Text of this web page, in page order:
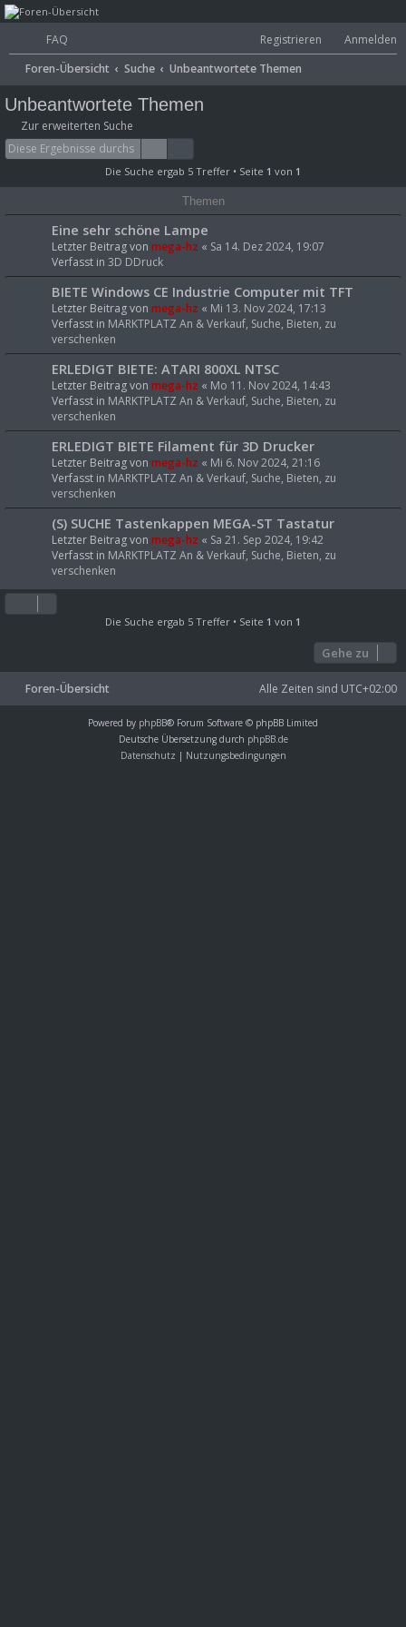
mega-hz - classic
computer &
electronics
FAQ Anmelden
Registrieren
Foren-Übersicht
Suche Unbeantwortete Themen
Unbeantwortete Themen
Zur erweiterten Suche
Die Suche ergab 5 Treffer • Seite 1 von 1
Themen
Eine sehr schöne Lampe
Letzter Beitrag von mega-hz « Sa 14. Dez 2024, 19:07
Verfasst in 3D DDruck
BIETE Windows CE Industrie Computer mit TFT
Letzter Beitrag von mega-hz « Mi 13. Nov 2024, 17:13
Verfasst in MARKTPLATZ An & Verkauf, Suche, Bieten, zu
verschenken
ERLEDIGT BIETE: ATARI 800XL NTSC
Letzter Beitrag von mega-hz « Mo 11. Nov 2024, 14:43
Verfasst in MARKTPLATZ An & Verkauf, Suche, Bieten, zu
verschenken
ERLEDIGT BIETE Filament für 3D Drucker
Letzter Beitrag von mega-hz « Mi 6. Nov 2024, 21:16
Verfasst in MARKTPLATZ An & Verkauf, Suche, Bieten, zu
verschenken
(S) SUCHE Tastenkappen MEGA-ST Tastatur
Letzter Beitrag von mega-hz « Sa 21. Sep 2024, 19:42
Verfasst in MARKTPLATZ An & Verkauf, Suche, Bieten, zu
verschenken
Die Suche ergab 5 Treffer • Seite 1 von 1
Gehe zu
Foren-Übersicht Alle Zeiten sind UTC+02:00
Powered by phpBB® Forum Software © phpBB Limited
Deutsche Übersetzung durch phpBB.de
Datenschutz | Nutzungsbedingungen